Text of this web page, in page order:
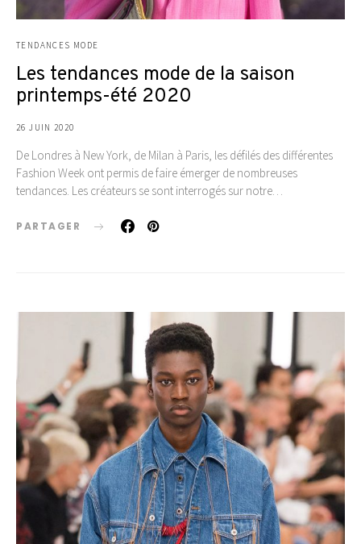
TENDANCES MODE
Les tendances mode de la saison
printemps-été 2020
26 JUIN 2020
De Londres à New York, de Milan à Paris, les défilés des différentes
Fashion Week ont permis de faire émerger de nombreuses
tendances. Les créateurs se sont interrogés sur notre…
PARTAGER